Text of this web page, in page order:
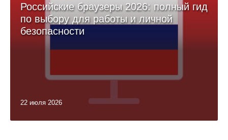
Российские браузеры 2026: полный гид
по выбору для работы и личной
безопасности
22 июля 2026